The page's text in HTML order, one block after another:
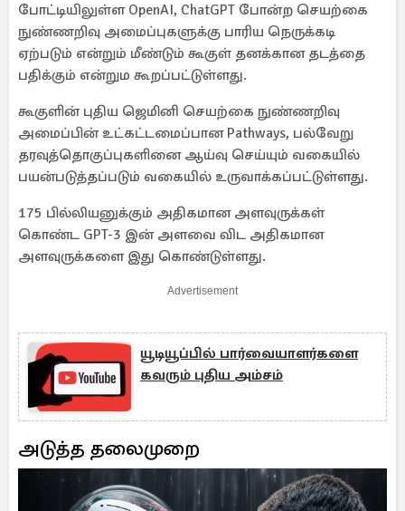
போட்டியிலுள்ள OpenAI, ChatGPT போன்ற செயற்கை
நுண்ணறிவு அமைப்புகளுக்கு பாரிய நெருக்கடி
ஏற்படும் என்றும் மீண்டும் கூகுள் தனக்கான தடத்தை
பதிக்கும் என்றும கூறப்பட்டுள்ளது.
கூகுளின் புதிய ஜெமினி செயற்கை நுண்ணறிவு
அமைப்பின் உட்கட்டமைப்பான Pathways, பல்வேறு
தரவுத்தொகுப்புகளினை ஆய்வு செய்யும் வகையில்
பயன்படுத்தப்படும் வகையில் உருவாக்கப்பட்டுள்ளது.
175 பில்லியனுக்கும் அதிகமான அளவுருக்கள்
கொண்ட GPT-3 இன் அளவை விட அதிகமான
அளவுருக்களை இது கொண்டுள்ளது.
Advertisement
யூடியூப்பில் பார்வையாளர்களை
கவரும் புதிய அம்சம்
அடுத்த தலைமுறை